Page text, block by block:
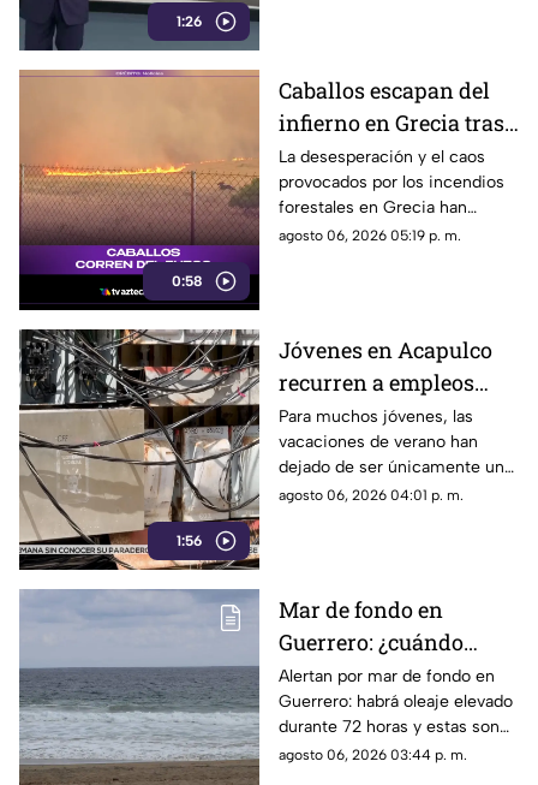
1:26
0:58
Caballos escapan del
infierno en Grecia tras
cuatro días de
incendios
descontrolados
La desesperación y el caos
provocados por los incendios
forestales en Grecia han
dejado imágenes
agosto 06, 2026 05:19 p. m.
1:56
Jóvenes en Acapulco
recurren a empleos
temporales ante el
próximo ciclo escolar
Para muchos jóvenes, las
vacaciones de verano han
dejado de ser únicamente un
periodo de descanso y
agosto 06, 2026 04:01 p. m.
Mar de fondo en
Guerrero: ¿cuándo
llegará y qué zonas de
Acapulco serán
afectadas?
Alertan por mar de fondo en
Guerrero: habrá oleaje elevado
durante 72 horas y estas son
las zonas de Acapulco con
agosto 06, 2026 03:44 p. m.